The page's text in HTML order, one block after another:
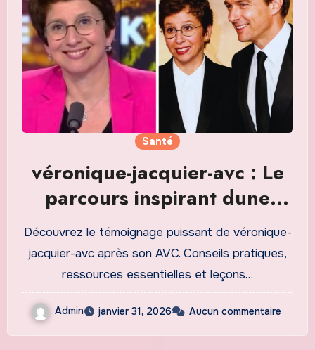
Santé
véronique-jacquier-avc : Le
parcours inspirant dune
survivante et les clés pour
surmonter un AVC
Découvrez le témoignage puissant de véronique-
jacquier-avc après son AVC. Conseils pratiques,
ressources essentielles et leçons…
Admin janvier 31, 2026 Aucun commentaire